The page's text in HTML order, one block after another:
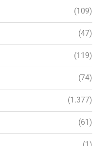
(109)
(47)
(119)
(74)
(1.377)
(61)